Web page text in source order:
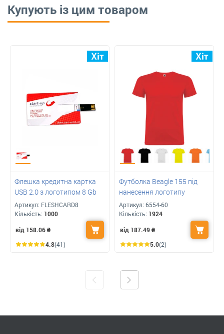
Купують із цим товаром
Флешка кредитна картка
USB 2.0 з логотипом 8 Gb
Артикул: FLESHCARD8
Кількість: 1000
від 158.06₴
4.8(41)
Футболка Beagle 155 під
нанесення логотипу
Артикул: 6554-60
Кількість: 1924
від 187.49₴
5.0(2)